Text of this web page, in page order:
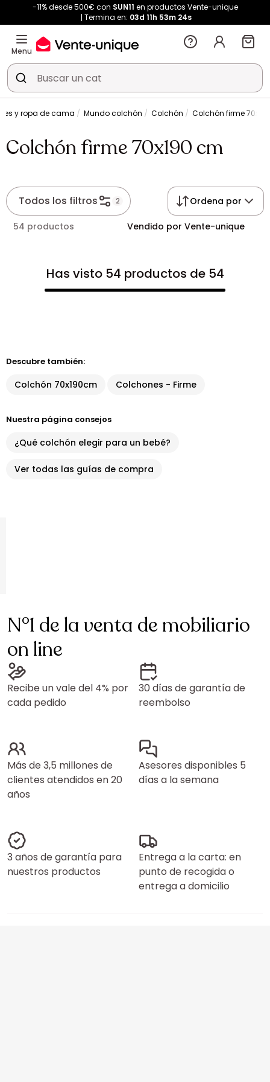
-11% desde 500€ con SUN11 en productos Vente-unique
Termina en: 03d 11h 53m 24s
Menu
y ropa de cama Mundo colchón Colchón Colchón firme
Colchón firme 70x190 cm
Todos los filtros 2 Ordena por
54 productos Vendido por Vente-unique
Has visto 54 productos de 54
Descubre también:
Colchón 70x190cm Colchones - Firme
Nuestra página consejos
¿Qué colchón elegir para un bebé?
Ver todas las guías de compra
N°1 de la venta de mobiliario
on line
Recibe un vale del 4% por
cada pedido
30 días de garantía de
reembolso
Más de 3,5 millones de
clientes atendidos en 20
años
Asesores disponibles 5
días a la semana
3 años de garantía para
nuestros productos
Entrega a la carta: en
punto de recogida o
entrega a domicilio